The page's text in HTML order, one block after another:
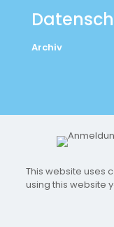
Archiv
This website uses
using this website